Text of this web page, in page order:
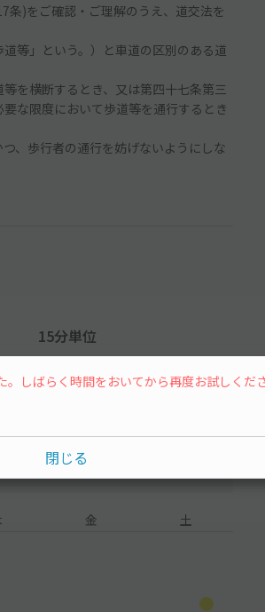
)をご確認・ご理解のうえ、道交法を
等」という。）と車道の区別のある道
を横断するとき、又は第四十七条第三
な限度において歩道等を通行するとき
、歩行者の通行を妨げないようにしな
15分単位
金 土
。しばらく時間をおいてから再度お試しくだ
閉じる